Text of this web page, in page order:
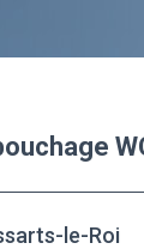
le-Roi